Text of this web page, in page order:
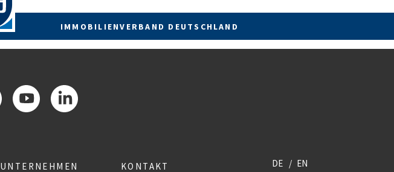
IMMOBILIENVERBAND DEUTSCHLAND
UNTERNEHMEN KONTAKT DE EN